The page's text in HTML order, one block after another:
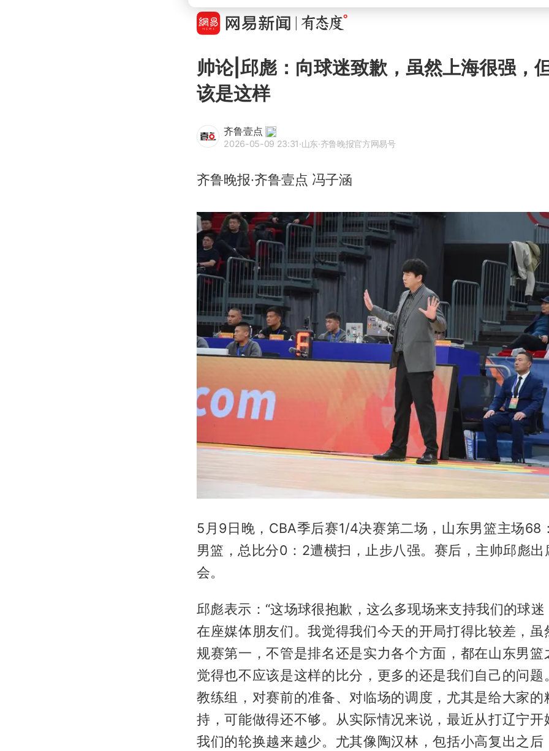
帅论|邱彪：向球迷致歉，虽然上海很强，
该是这样
齐鲁壹点
2026-05-09 23:31·山东·齐鲁晚报官方网易号
齐鲁晚报·齐鲁壹点 冯子涵
5月9日晚，CBA季后赛1/4决赛第二场，山东男篮主场68
男篮，总比分0：2遭横扫，止步八强。赛后，主帅邱彪出
会。
邱彪表示：“这场球很抱歉，这么多现场来支持我们的球迷
在座媒体朋友们。我觉得我们今天的开局打得比较差，虽
规赛第一，不管是排名还是实力各个方面，都在山东男篮
觉得也不应该是这样的比分，更多的还是我们自己的问题
教练组，对赛前的准备、对临场的调度，尤其是给大家的
持，可能做得还不够。从实际情况来说，最近从打辽宁开
我们的轮换越来越少。尤其像陶汉林 ，包括小高复出之